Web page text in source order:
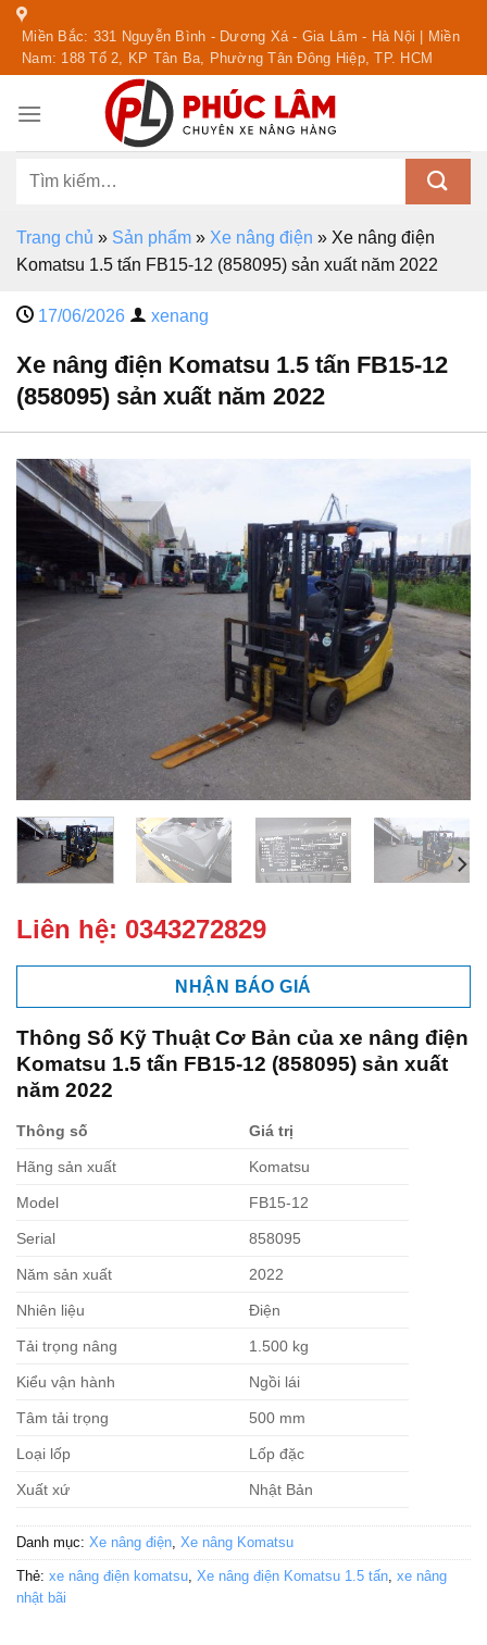
Skip
content
Miền Bắc: 331 Nguyễn Bình - Dương Xá - Gia Lâm - Hà Nội | Miền
Nam: 188 Tổ 2, KP Tân Ba, Phường Tân Đông Hiệp, TP. HCM
Tìm
Trang chủ » Sản phẩm » Xe nâng điện » Xe nâng điện
Komatsu 1.5 tấn FB15-12 (858095) sản xuất năm 2022
17/06/2026 xenang
Xe nâng điện Komatsu 1.5 tấn FB15-12
(858095) sản xuất năm 2022
Liên hệ: 0343272829
NHẬN BÁO GIÁ
Thông Số Kỹ Thuật Cơ Bản của xe nâng điện
Komatsu 1.5 tấn FB15-12 (858095) sản xuất
năm 2022
Thông số Giá trị
Hãng sản xuất Komatsu
Model FB15-12
Serial 858095
Năm sản xuất 2022
Nhiên liệu Điện
Tải trọng nâng 1.500 kg
Kiểu vận hành Ngồi lái
Tâm tải trọng 500 mm
Loại lốp Lốp đặc
Xuất xứ Nhật Bản
Danh mục: Xe nâng điện, Xe nâng Komatsu
Thẻ: xe nâng điện komatsu, Xe nâng điện Komatsu 1.5 tấn, xe nâng
nhật bãi